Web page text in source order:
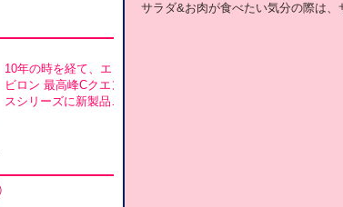
10年の時を経て、エン
ビロン 最高峰Cクエン
スシリーズに新製品誕
サラダ&お肉が食べたい気分の際は